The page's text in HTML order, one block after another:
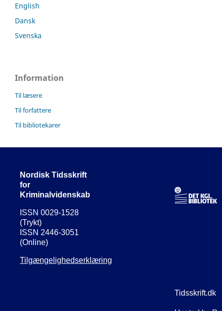
English
Dansk
Svenska
Information
Til læsere
Til forfattere
Til bibliotekarer
Nordisk Tidsskrift
for
Kriminalvidenskab
ISSN 0029-1528
(Trykt)
ISSN 2446-3051
(Online)
Tilgængelighedserklæring